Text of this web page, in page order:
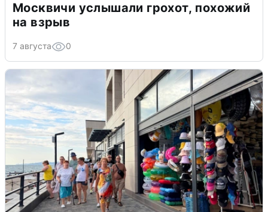
Москвичи услышали грохот, похожий
на взрыв
7 августа 0